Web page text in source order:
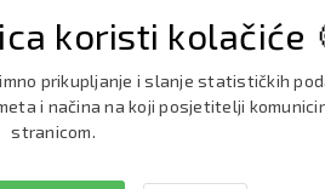
Outdoor
Nautika
koristi kolačiće
prikupljanje i slanje statističkih
i načina na koji posjetitelji
stranicom.